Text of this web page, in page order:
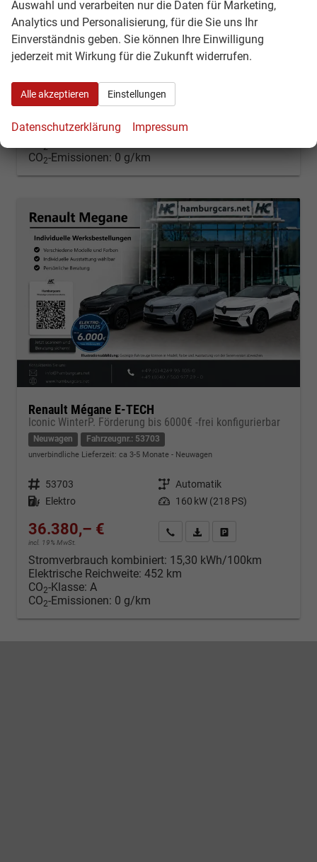
unverbindliche Lieferzeit: ca 3-5 Monate Neuwagen
Fahrzeugnr. 53702 Getriebe Automatik
Kraftstoff Elektro Leistung 160 kW (218 PS)
34.980,– €
incl. 19% MwSt.
Elektrische Reichweite: 452 km
2
CO2-Emissionen: 0 g/km
Renault Mégane E-TECH
Iconic WinterP. Förderung bis 6000€ -frei konfigurierbar
Neuwagen Fahrzeugnr.: 53703
unverbindliche Lieferzeit: ca 3-5 Monate Neuwagen
Fahrzeugnr. 53703 Getriebe Automatik
Kraftstoff Elektro Leistung 160 kW (218 PS)
36.380,– €
incl. 19% MwSt.
Kontakt & Angebot anfordern
PDF-Datei, Fahrzeugexposé
Stromverbrauch kombiniert: 15,30 kWh/100km
Elektrische Reichweite: 452 km
CO2-Klasse: A
CO2-Emissionen: 0 g/km
Auswahl und verarbeiten nur die Daten für Marketing,
Analytics und Personalisierung, für die Sie uns Ihr
Einverständnis geben. Sie können Ihre Einwilligung
jederzeit mit Wirkung für die Zukunft widerrufen.
Alle akzeptieren Einstellungen
Datenschutzerklärung Impressum